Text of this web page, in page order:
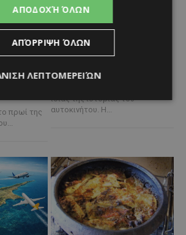
100
της
€9,2 εκατ.
από την
πρωί της
Η Mercedes-Benz
γιορτάζει έναν αιώνα
ιστορίας και κοιτάζει
προς το μέλλον
μπορούν να ισχυριστούν ότι το
ίδιας της ιστορίας του
αυτοκινήτου. Η...
ΑΠΟΔΟΧΉ ΌΛΩΝ
ΑΠΌΡΡΙΨΗ ΌΛΩΝ
ΛΕΠΤΟΜΕΡΕΙΏΝ